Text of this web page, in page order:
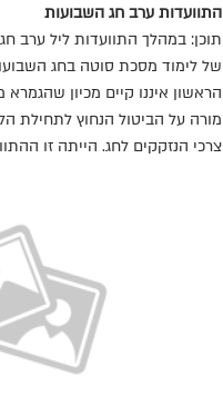
התוועדות ערב חג השבועות
תוכן: במהלך התוועדות ליל ערב
של לימוד מסכת סוטה בחג
הראשון איננו קיים מכיון
מורה על הביטול הנחוץ לתחילת
צרכי הנזקקים לחג. הייתה זו